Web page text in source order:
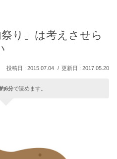
り」は考えさせら
2015.07.04 2017.05.20
約6分で読めます。